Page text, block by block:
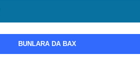
BUNLARA DA BAX